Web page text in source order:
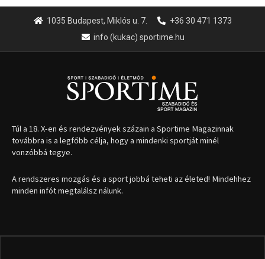
1035 Budapest, Miklós u. 7.
+36 30 471 1373
info (kukac) sportime.hu
Túl a 18. X-en és rendezvények százain a Sportime Magazinnak
továbbra is a legfőbb célja, hogy a mindenki sportját minél
vonzóbbá tegye.
A rendszeres mozgás és a sport jobbá teheti az életed! Mindehhez
minden infót megtalálsz nálunk.